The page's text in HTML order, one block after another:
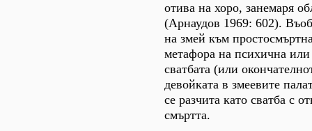
отива на хоро, занемаря
(Арнаудов 1969: 602).
на змей към
метафора на психична или
сватбата (или
девойката в змеевите
се разчита като сватба с
смъртта.